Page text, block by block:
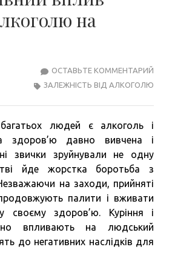
на
ОСТАВЬТЕ КОММЕНТАРИЙ
ЗАЛЕЖНІСТЬ ВІД АЛКОГОЛЮ
людей є алкоголь і
здоров’ю давно вивчена і
звички зруйнували не одну
йде жорстка боротьба з
на заходи, прийняті
палити і вживати
своєму здоров’ю. Куріння і
впливають на людський
до негативних наслідків для